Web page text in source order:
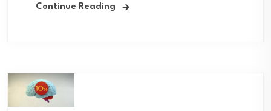
Continue Reading